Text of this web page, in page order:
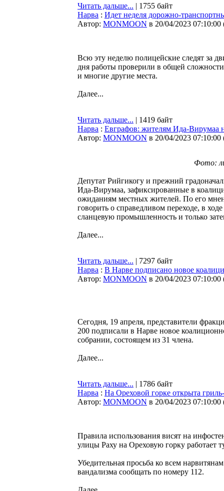
Читать дальше... | 1755 байт
Нарва : Идет неделя дорожно-
Автор: MONMOON в 20/04/2023 07:10:00
Всю эту неделю полицейские следят за
дня работы проверили в общей
и многие другие места.
Далее...
Читать дальше... | 1419 байт
Нарва : Евграфов: жителям Ида-Вирумаа
Автор: MONMOON в 20/04/2023 07:10:00
Фото:
Депутат Рийгикогу и прежний
Ида-Вирумаа, зафиксированные в
ожиданиям местных жителей. По его
говорить о справедливом переходе, в
сланцевую промышленность и только
Далее...
Читать дальше... | 7297 байт
Нарва : В Нарве подписано новое
Автор: MONMOON в 20/04/2023 07:10:00
Сегодня, 19 апреля, представители
200 подписали в Нарве новое
собрании, состоящем из 31 члена.
Далее...
Читать дальше... | 1786 байт
Нарва : На Ореховой горке открыта
Автор: MONMOON в 20/04/2023 07:10:00
Правила использования висят на
улицы Раху на Ореховую горку работает
Убедительная просьба ко всем
вандализма сообщать по номеру 112.